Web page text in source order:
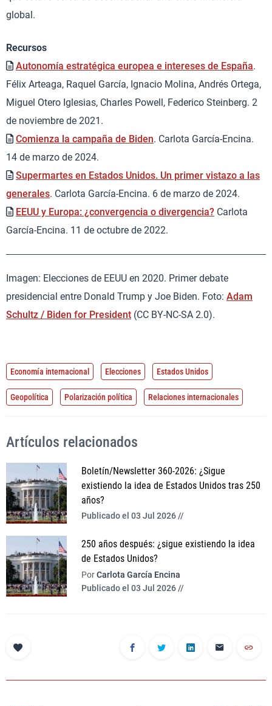
global.
Recursos
Autonomía estratégica europea e intereses de España.
Félix Arteaga, Raquel García, Ignacio Molina, Andrés Ortega,
Miguel Otero Iglesias, Charles Powell, Federico Steinberg. 2
de noviembre de 2021.
Comienza la campaña de Biden. Carlota García-Encina.
14 de marzo de 2024.
Supermartes en Estados Unidos. Un primer vistazo a las
generales. Carlota García-Encina. 6 de marzo de 2024.
EEUU y Europa: ¿convergencia o divergencia? Carlota
García-Encina. 11 de octubre de 2022.
Imagen: Elecciones de EEUU en 2020. Primer debate
presidencial entre Donald Trump y Joe Biden. Foto: Adam
Schultz / Biden for President (CC BY-NC-SA 2.0).
Economía internacional Elecciones Estados Unidos
Geopolítica Polarización política Relaciones internacionales
Artículos relacionados
Boletín/Newsletter 360-2026: ¿Sigue
existiendo la idea de Estados Unidos tras 250
años?
Publicado el 03 Jul 2026 //
250 años después: ¿sigue existiendo la idea
de Estados Unidos?
PorCarlota García Encina
Publicado el 03 Jul 2026 //